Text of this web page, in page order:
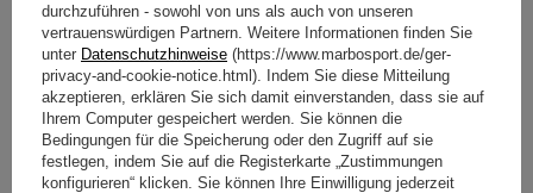
120 kg Gewichtsstapel
Der Gewichtsstapel umfasst 16 Platten mit jeweils 7,5 kg
Gewicht. Die Gewichte sind in Kilogramm und Pfund
angegeben. Der Steckstift besteht aus Aluminium und
wird mit einem Spiralkabel gesichert.
360° Drehabre Arme
durchzuführen - sowohl von uns als auch von unseren
vertrauenswürdigen Partnern. Weitere Informationen finden Sie
unter Datenschutzhinweise (https://www.marbosport.de/ger-
privacy-and-cookie-notice.html). Indem Sie diese Mitteilung
akzeptieren, erklären Sie sich damit einverstanden, dass sie auf
Ihrem Computer gespeichert werden. Sie können die
Bedingungen für die Speicherung oder den Zugriff auf sie
festlegen, indem Sie auf die Registerkarte „Zustimmungen
konfigurieren“ klicken. Sie können Ihre Einwilligung jederzeit